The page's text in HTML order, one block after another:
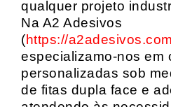
qualquer projeto
Na A2 Adesivos
(https://
especializamo-nos em
personalizadas sob
de fitas dupla face e